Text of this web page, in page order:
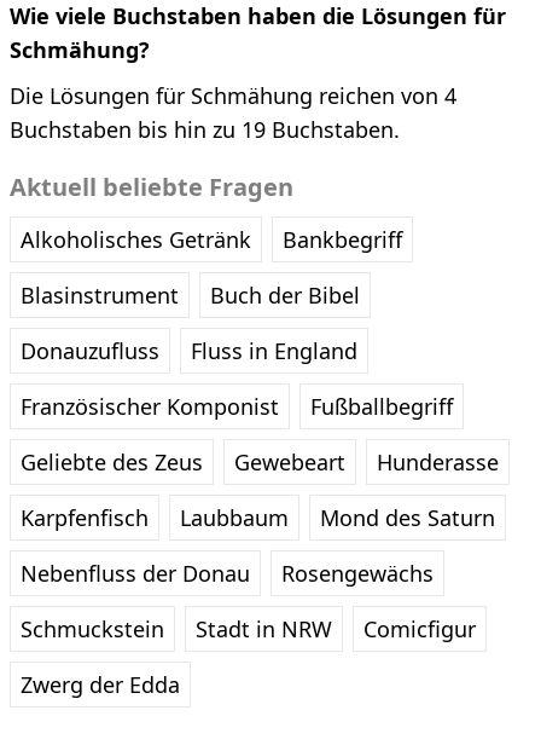
Wie viele Buchstaben haben die Lösungen für
Schmähung?
Die Lösungen für Schmähung reichen von 4
Buchstaben bis hin zu 19 Buchstaben.
Aktuell beliebte Fragen
Alkoholisches Getränk
Bankbegriff
Blasinstrument
Buch der Bibel
Donauzufluss
Fluss in England
Französischer Komponist
Fußballbegriff
Geliebte des Zeus
Gewebeart
Hunderasse
Karpfenfisch
Laubbaum
Mond des Saturn
Nebenfluss der Donau
Rosengewächs
Schmuckstein
Stadt in NRW
Comicfigur
Zwerg der Edda